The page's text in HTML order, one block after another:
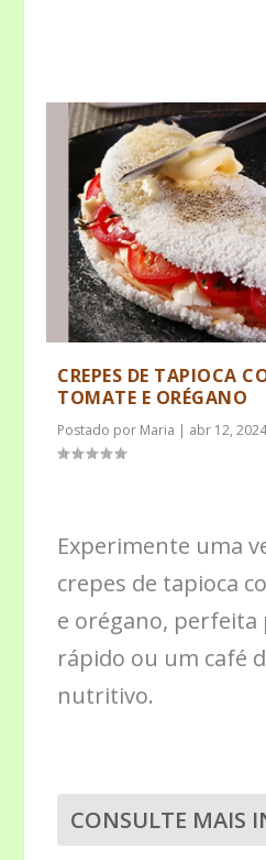
CREPES DE TAPIOCA
TOMATE E ORÉGANO
Postado por Maria | abr 12,
Experimente uma
crepes de tapioca
e orégano, perfeita
rápido ou um café
nutritivo.
CONSULTE MAIS